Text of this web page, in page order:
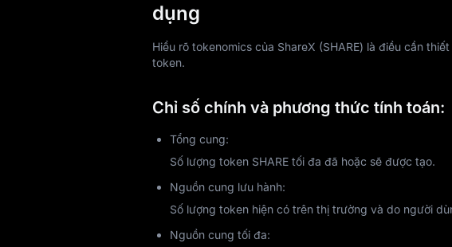
dụng
Hiểu rõ tokenomics của ShareX (SHARE) là điều cần
token.
Chỉ số chính và phương thức tính toán:
Tổng cung:
Số lượng token SHARE tối đa đã hoặc sẽ được tạo.
Nguồn cung lưu hành:
Số lượng token hiện có trên thị trường và do người
Nguồn cung tối đa: